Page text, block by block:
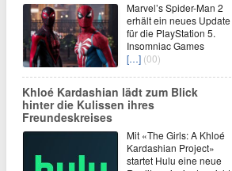
Marvel’s Spider-Man 2
erhält ein neues Update
für die PlayStation 5.
Insomniac Games
[…] (00)
Khloé Kardashian lädt zum Blick
hinter die Kulissen ihres
Freundeskreises
Mit «The Girls: A Khloé
Kardashian Project»
startet Hulu eine neue